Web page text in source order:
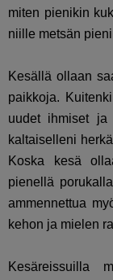
miten pienikin
niille metsän
Kesällä ollaan
paikkoja.
uudet ihmiset ja
kaltaiselleni
Koska kesä
pienellä
ammennettua
kehon ja mielen
Kesäreissuilla